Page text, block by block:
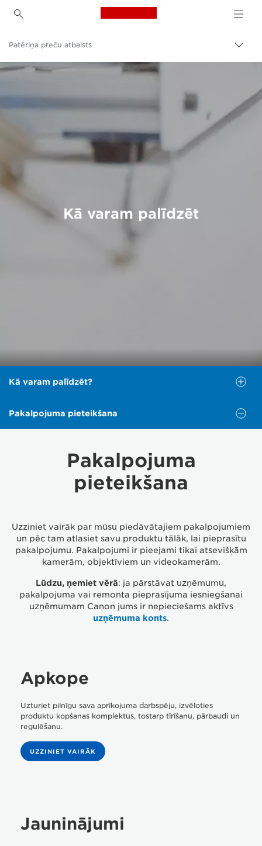
Canon Logo, back to
Canon
Patēriņa preču atbalsts
Kā varam palīdzēt
Kā varam palīdzēt?
Kā varam palīdzēt?
Lūdzu, atlasiet opciju tālāk, lai saņemtu nepieciešamo
palīdzību.
PIETEIKT REMONTU
PAKALPOJUMA PIETEIKŠANA
PĀRBAUDĪT PIETEIKUMA STATUSU
GARANTIJAS INFORMĀCIJA
Pakalpojuma pieteikšana
Pakalpojuma
pieteikšana
Uzziniet vairāk par mūsu piedāvātajiem pakalpojumiem
un pēc tam atlasiet savu produktu tālāk, lai pieprasītu
pakalpojumu. Pakalpojumi ir pieejami tikai atsevišķām
kamerām, objektīviem un videokamerām.
Lūdzu, ņemiet vērā: ja pārstāvat uzņēmumu,
pakalpojuma vai remonta pieprasījuma iesniegšanai
uzņēmumam Canon jums ir nepieciešams aktīvs
uzņēmuma konts.
Apkope
Uzturiet pilnīgu sava aprīkojuma darbspēju, izvēloties
produktu kopšanas komplektus, tostarp tīrīšanu, pārbaudi un
regulēšanu.
UZZINIET VAIRĀK
Jauninājumi